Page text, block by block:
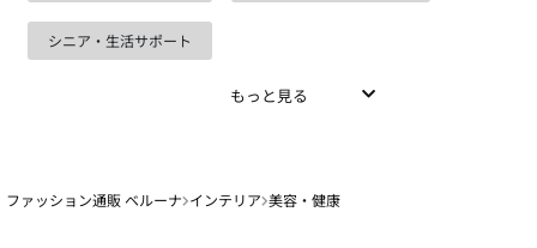
シニア・生活サポート
もっと見る
ファッション通販 ベルーナ インテリア 美容・健康